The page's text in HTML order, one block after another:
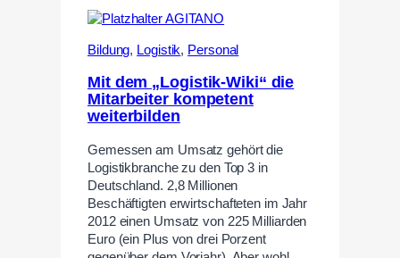
Bildung, Logistik, Personal
Mit dem „Logistik-Wiki“ die
Mitarbeiter kompetent
weiterbilden
Gemessen am Umsatz gehört die
Logistikbranche zu den Top 3 in
Deutschland. 2,8 Millionen
Beschäftigten erwirtschafteten im Jahr
2012 einen Umsatz von 225 Milliarden
Euro (ein Plus von drei Porzent